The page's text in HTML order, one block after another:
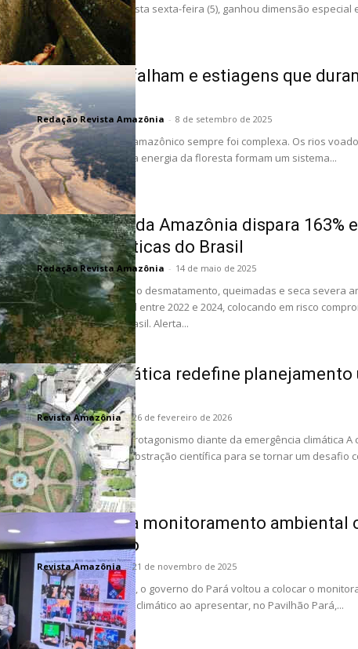
Dia da Amazônia, nesta sexta-feira (5), ganhou dimensão especial
Chuvas que falham e estiagens que
região Norte
Redação Revista Amazônia - 8 de setembro de 2025
A dinâmica do clima amazônico sempre foi complexa. Os rios
vinda do Atlântico e a energia da floresta formam um sistema...
Degradação da Amazônia dispara 163%
metas climáticas do Brasil
Redação Revista Amazônia - 14 de maio de 2025
Mesmo com queda no desmatamento, queimadas e seca severa
degradação florestal entre 2022 e 2024, colocando em risco
internacionais do Brasil. Alerta...
Justiça climática redefine planejamento
Brasil
Revista Amazônia - 26 de fevereiro de 2026
Cidades assumem protagonismo diante da emergência climática A
deixou de ser uma abstração científica para se tornar um desafio
cidades brasileiras....
Pará destaca monitoramento ambiental
da mitigação
Revista Amazônia - 21 de novembro de 2025
Na COP30, em Belém, o governo do Pará voltou a colocar o
no centro do debate climático ao apresentar, no Pavilhão Pará,...